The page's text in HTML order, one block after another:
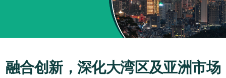
融合创新，深化大湾区及亚洲市场